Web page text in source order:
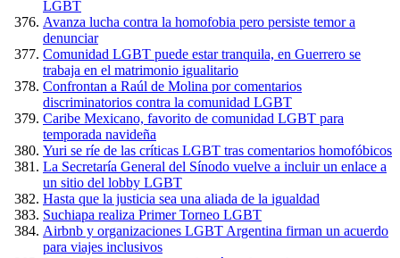
LGBT
Avanza lucha contra la homofobia pero persiste temor a
denunciar
Comunidad LGBT puede estar tranquila, en Guerrero se
trabaja en el matrimonio igualitario
Confrontan a Raúl de Molina por comentarios
discriminatorios contra la comunidad LGBT
Caribe Mexicano, favorito de comunidad LGBT para
temporada navideña
Yuri se ríe de las críticas LGBT tras comentarios homofóbicos
La Secretaría General del Sínodo vuelve a incluir un enlace a
un sitio del lobby LGBT
Hasta que la justicia sea una aliada de la igualdad
Suchiapa realiza Primer Torneo LGBT
Airbnb y organizaciones LGBT Argentina firman un acuerdo
para viajes inclusivos